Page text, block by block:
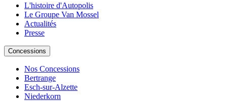
L'histoire d'Autopolis
Le Groupe Van Mossel
Actualités
Presse
Concessions
Nos Concessions
Bertrange
Esch-sur-Alzette
Niederkorn